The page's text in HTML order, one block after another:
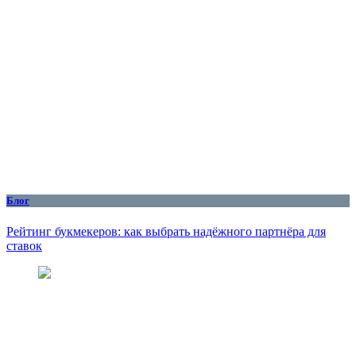
Блог
Рейтинг букмекеров: как выбрать надёжного партнёра для
ставок